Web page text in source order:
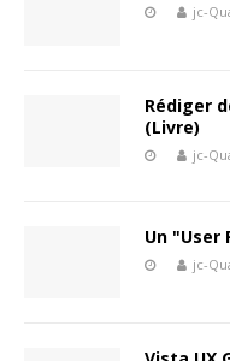
jc-
Rédiger
(Livre)
jc-
Un "User
jc-